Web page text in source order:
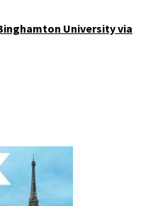
University via